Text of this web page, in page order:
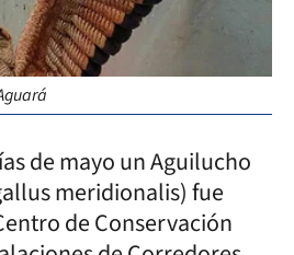
de mayo un Aguilucho
meridionalis) fue
de Conservación